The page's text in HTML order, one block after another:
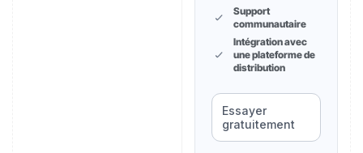
Support
communautaire
Intégration avec
une plateforme de
distribution
Essayer
gratuitement